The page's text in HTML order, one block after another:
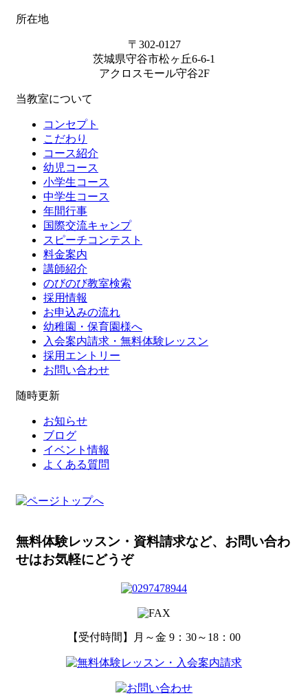
所在地
〒302-0127
茨城県守谷市松ヶ丘6-6-1
アクロスモール守谷2F
当教室について
コンセプト
こだわり
コース紹介
幼児コース
小学生コース
中学生コース
年間行事
国際交流キャンプ
スピーチコンテスト
料金案内
講師紹介
のびのび教室検索
採用情報
お申込みの流れ
幼稚園・保育園様へ
入会案内請求・無料体験レッスン
採用エントリー
お問い合わせ
随時更新
お知らせ
ブログ
イベント情報
よくある質問
無料体験レッスン・資料請求など、 お問い合わ
せはお気軽にどうぞ
【受付時間】月～金 9：30～18：00